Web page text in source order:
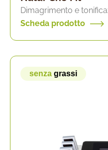
Dimagrimento e
Scheda prodotto
senza grassi